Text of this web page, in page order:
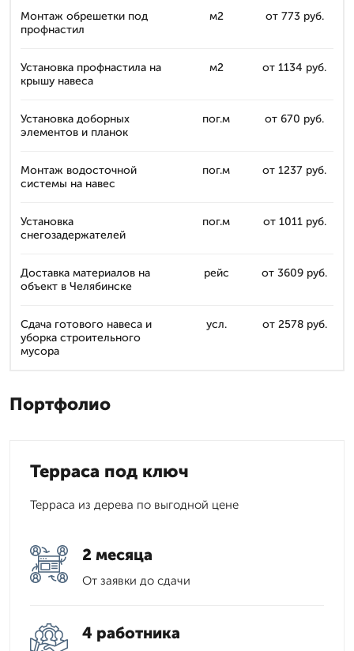
Монтаж обрешетки под
профнастил
м2 от 773 руб.
Установка профнастила на
крышу навеса
м2 от 1134 руб.
Установка доборных
элементов и планок
пог.м от 670 руб.
Монтаж водосточной
системы на навес
пог.м от 1237 руб.
Установка
снегозадержателей
пог.м от 1011 руб.
Доставка материалов на
объект в Челябинске
рейс от 3609 руб.
Сдача готового навеса и
уборка строительного
мусора
усл. от 2578 руб.
Портфолио
Терраса под ключ
Терраса из дерева по выгодной цене
2 месяца
От заявки до сдачи
4 работника